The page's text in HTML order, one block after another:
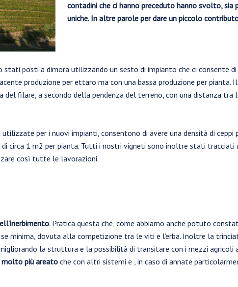
contadini che ci hanno preceduto hanno svolto,
uniche. In altre parole per dare un piccolo
posti a dimora utilizzando un sesto di impianto che ci consente
produzione per ettaro ma con una bassa produzione per pianta.
filare, a secondo della pendenza del terreno, con una distanza tra
utilizzate per i nuovi impianti, consentono di avere una densità di
circa 1 m2 per pianta. Tutti i nostri vigneti sono inoltre stati tracciati
così tutte le lavorazioni.
. Pratica questa che, come abbiamo anche potuto
minima, dovuta alla competizione tra le viti e l’erba. Inoltre la
la struttura e la possibilità di transitare con i mezzi agricoli
molto più areatoche con altri sistemi e , in caso di annate